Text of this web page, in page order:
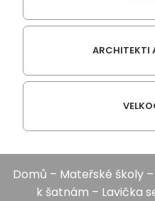
ARCHITEKTI
Domů – Mateřské školy–
k šatnám – Lavička